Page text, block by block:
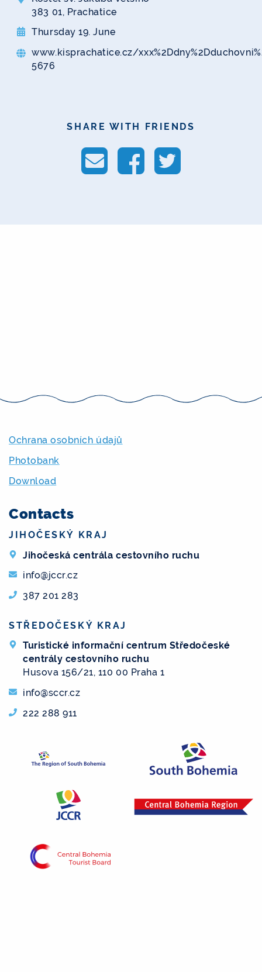
383 01, Prachatice
Thursday 19. June
www.kisprachatice.cz/
5676
SHARE WITH FRIENDS
Ochrana osobních údajů
Photobank
Download
Contacts
JIHOČESKÝ KRAJ
Jihočeská centrála cestovního ruchu
info@jccr.cz
387 201 283
STŘEDOČESKÝ KRAJ
Turistické informační centrum Středočeské
centrály cestovního ruchu
Husova 156/21, 110 00 Praha 1
info@sccr.cz
222 288 911